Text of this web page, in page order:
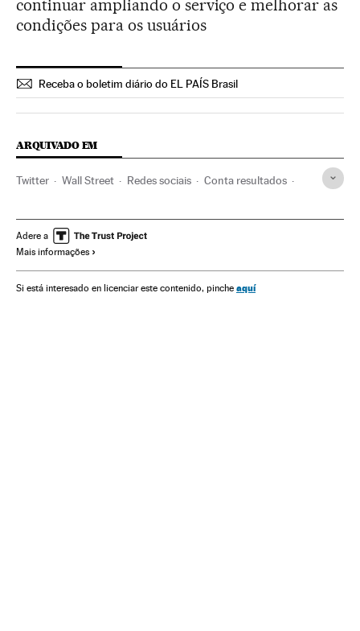
continuar ampliando o serviço e melhorar as
condições para os usuários
Receba o boletim diário do EL PAÍS Brasil
ARQUIVADO EM
Twitter Wall Street Redes sociais Conta resultados
Mercados financeiros Economia
Comunicações
Adere a
Mais informações
Si está interesado en licenciar este contenido, pinche aquí